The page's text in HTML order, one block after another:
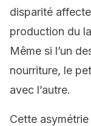
disparité
production du
Même si l’un
nourriture, le
avec l’autre.
Cette asymétrie